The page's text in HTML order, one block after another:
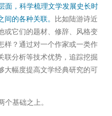
面，科学梳理文学发展史长时
的各种关联。 比如陆游诗近
或它们的题材、修辞、风格变
样？通过对一个作家或一类作
联分析等技术优势，追踪挖掘
大幅度提高文学经典研究的可
基础之上。